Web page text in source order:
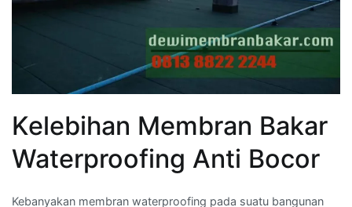
Kelebihan Membran Bakar
Waterproofing Anti Bocor
Kebanyakan membran waterproofing pada suatu bangunan